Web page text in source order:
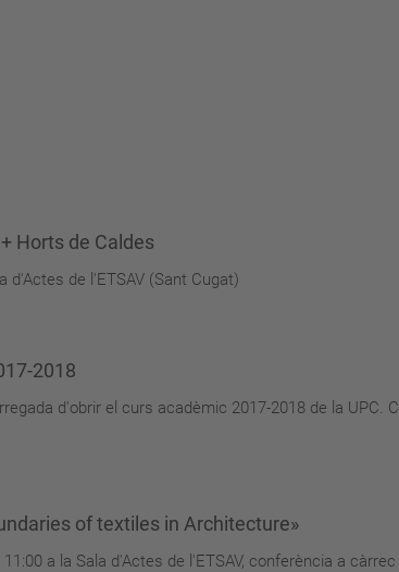
Horts de Caldes
d'Actes de l'ETSAV (Sant Cugat)
2018
d'obrir el curs acadèmic 2017-2018 de la
of textiles in Architecture»
a la Sala d'Actes de l'ETSAV, conferència a